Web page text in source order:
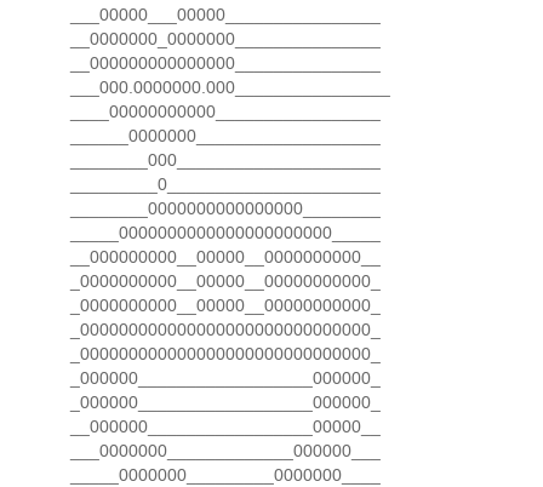
___00000___00000________________
__0000000_0000000_______________
__000000000000000_______________
___000.0000000.000________________
____00000000000_________________
______0000000___________________
________000_____________________
_________0______________________
________0000000000000000________
_____0000000000000000000000_____
__000000000__00000__0000000000__
_0000000000__00000__00000000000_
_0000000000__00000__00000000000_
_000000000000000000000000000000_
_000000000000000000000000000000_
_000000__________________000000_
_000000__________________000000_
__000000_________________00000__
___0000000_____________000000___
_____0000000_________0000000____